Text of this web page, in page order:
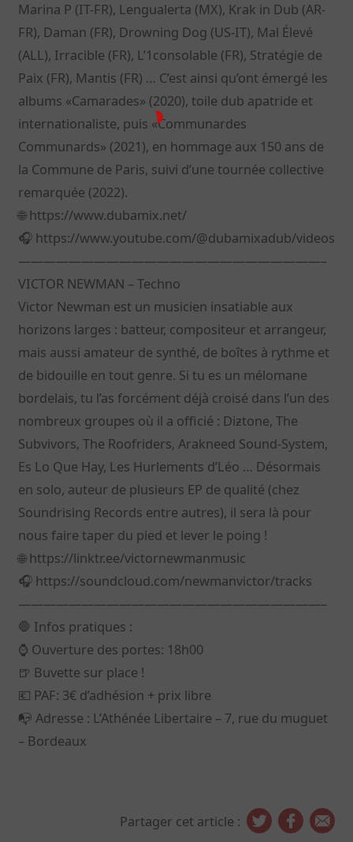
Marina P (IT-FR), Lengualerta (MX), Krak in Dub (AR-
FR), Daman (FR), Drowning Dog (US-IT), Mal Élevé
(ALL), Irracible (FR), L’1consolable (FR), Stratégie de
Paix (FR), Mantis (FR) … C’est ainsi qu’ont émergé les
albums «Camarades» (2020), toile dub apatride et
internationaliste, puis «Communardes
Communards» (2021), en hommage aux 150 ans de
la Commune de Paris, suivi d’une tournée collective
remarquée (2022).
🌐 https://www.dubamix.net/
🎧 https://www.youtube.com/@dubamixadub/videos
————————————————————————–
VICTOR NEWMAN – Techno
Victor Newman est un musicien insatiable aux
horizons larges : batteur, compositeur et arrangeur,
mais aussi amateur de synthé, de boîtes à rythme et
de bidouille en tout genre. Si tu es un mélomane
bordelais, tu l’as forcément déjà croisé dans l’un des
nombreux groupes où il a officié : Diƶtone, The
Subvivors, The Roofriders, Arakneed Sound-System,
Es Lo Que Hay, Les Hurlements d’Léo … Désormais
en solo, auteur de plusieurs EP de qualité (chez
Soundrising Records entre autres), il sera là pour
nous faire taper du pied et lever le poing !
🌐 https://linktr.ee/victornewmanmusic
🎧 https://soundcloud.com/newmanvictor/tracks
————————————————————————–
🛑 Infos pratiques :
⌚ Ouverture des portes: 18h00
🍺 Buvette sur place !
💶 PAF: 3€ d’adhésion + prix libre
📭 Adresse : L’Athénée Libertaire – 7, rue du muguet
– Bordeaux
Partager cet article :